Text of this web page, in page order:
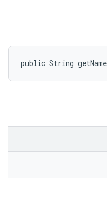
public String